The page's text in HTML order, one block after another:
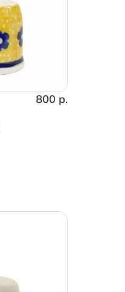
800 р.